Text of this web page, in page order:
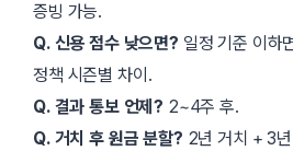
증빙 가능.
Q. 신용 점수 낮으면? 일정 기준 이하
정책 시즌별 차이.
Q. 결과 통보 언제? 2~4주 후.
Q. 거치 후 원금 분할? 2년 거치 + 3